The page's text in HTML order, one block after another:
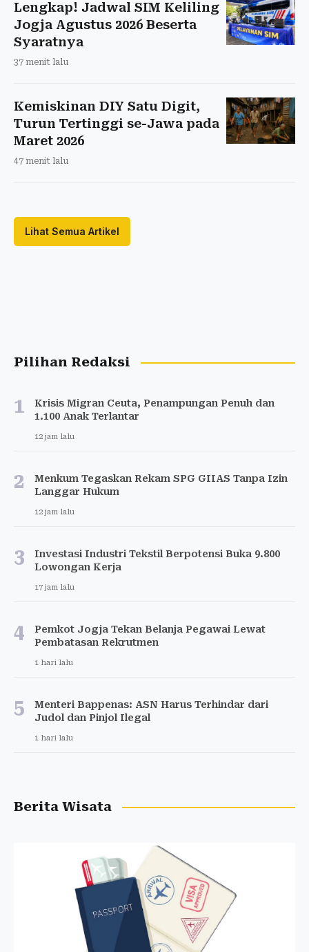
Lengkap! Jadwal SIM Keliling
Jogja Agustus 2026 Beserta
Syaratnya
37 menit lalu
Kemiskinan DIY Satu Digit,
Turun Tertinggi se-Jawa pada
Maret 2026
47 menit lalu
Lihat Semua Artikel
Pilihan Redaksi
1
Krisis Migran Ceuta, Penampungan Penuh dan
1.100 Anak Terlantar
12 jam lalu
2
Menkum Tegaskan Rekam SPG GIIAS Tanpa Izin
Langgar Hukum
12 jam lalu
3
Investasi Industri Tekstil Berpotensi Buka 9.800
Lowongan Kerja
17 jam lalu
4
Pemkot Jogja Tekan Belanja Pegawai Lewat
Pembatasan Rekrutmen
1 hari lalu
5
Menteri Bappenas: ASN Harus Terhindar dari
Judol dan Pinjol Ilegal
1 hari lalu
Berita Wisata